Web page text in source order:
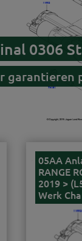
0306
garantieren
05AA
RANGE
2019 >
Werk